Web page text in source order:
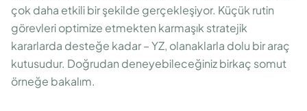
çok daha etkili bir şekilde gerçekleşiyor. Küçük rutin
görevleri optimize etmekten karmaşık stratejik
kararlarda desteğe kadar – YZ, olanaklarla dolu bir araç
kutusudur. Doğrudan deneyebileceğiniz birkaç somut
örneğe bakalım.